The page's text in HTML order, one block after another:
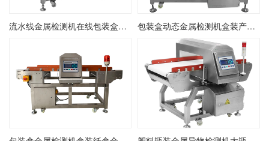
流水线金属检测机在线包装盒金检机金属异物检测剔除机 包装盒动态金属检测机盒装产品金属异物检测机盒装在线金检机